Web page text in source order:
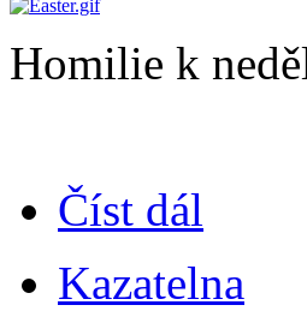
Homilie k
Číst dál
Kazatelna